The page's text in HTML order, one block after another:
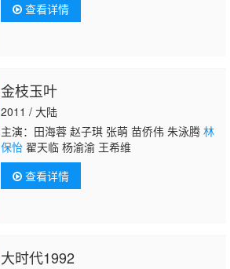
查看详情
金枝玉叶
2011 / 大陆
主演：田海蓉 赵子琪 张萌 苗侨伟 朱泳腾 林
保怡翟天临 杨渝渝 王希维
查看详情
大时代1992